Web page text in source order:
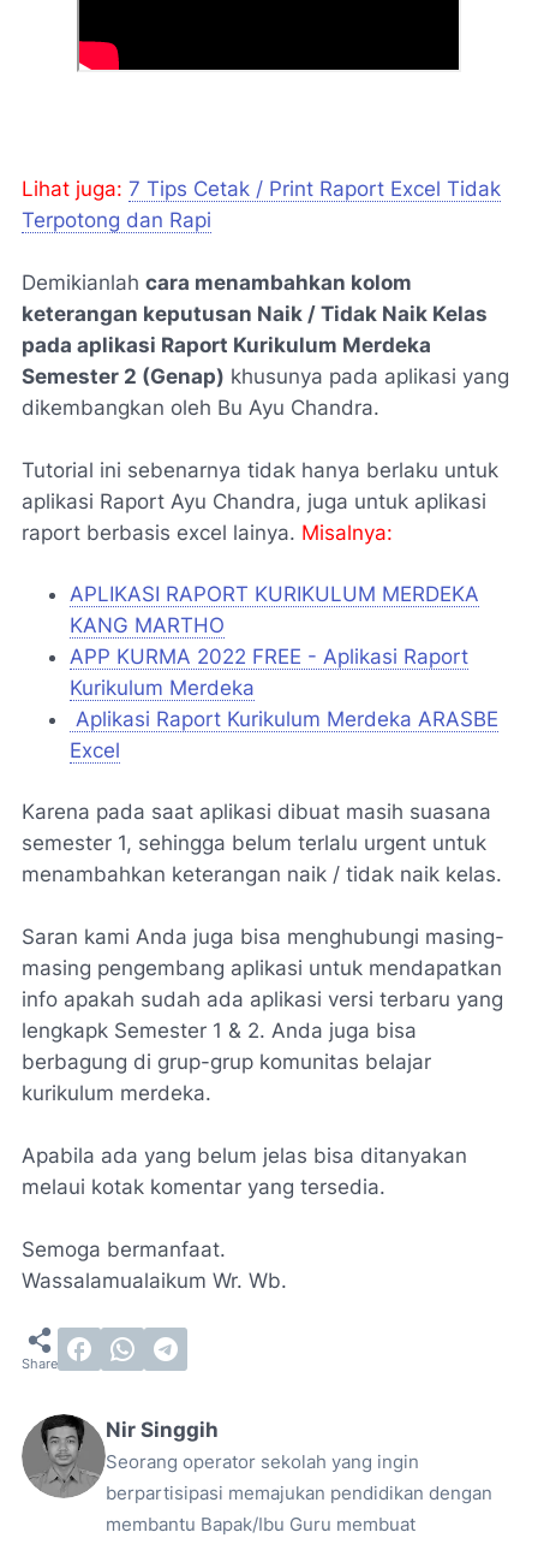
Lihat juga: 7 Tips Cetak / Print Raport Excel Tidak
Terpotong dan Rapi
Demikianlah cara menambahkan kolom
keterangan keputusan Naik / Tidak Naik Kelas
pada aplikasi Raport Kurikulum Merdeka
Semester 2 (Genap) khusunya pada aplikasi yang
dikembangkan oleh Bu Ayu Chandra.
Tutorial ini sebenarnya tidak hanya berlaku untuk
aplikasi Raport Ayu Chandra, juga untuk aplikasi
raport berbasis excel lainya. Misalnya:
APLIKASI RAPORT KURIKULUM MERDEKA
KANG MARTHO
APP KURMA 2022 FREE - Aplikasi Raport
Kurikulum Merdeka
Aplikasi Raport Kurikulum Merdeka ARASBE
Excel
Karena pada saat aplikasi dibuat masih suasana
semester 1, sehingga belum terlalu urgent untuk
menambahkan keterangan naik / tidak naik kelas.
Saran kami Anda juga bisa menghubungi masing-
masing pengembang aplikasi untuk mendapatkan
info apakah sudah ada aplikasi versi terbaru yang
lengkapk Semester 1 & 2. Anda juga bisa
berbagung di grup-grup komunitas belajar
kurikulum merdeka.
Apabila ada yang belum jelas bisa ditanyakan
melaui kotak komentar yang tersedia.
Semoga bermanfaat.
Wassalamualaikum Wr. Wb.
Nir Singgih
Seorang operator sekolah yang ingin
berpartisipasi memajukan pendidikan dengan
membantu Bapak/Ibu Guru membuat